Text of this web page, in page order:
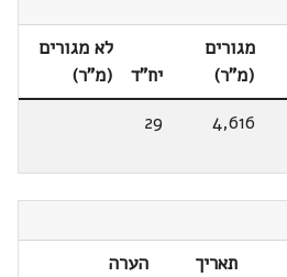
מגורים
(מ"ר)
יח"ד
לא מגורים
(מ"ר)
4,616
29
תאריך
הערה